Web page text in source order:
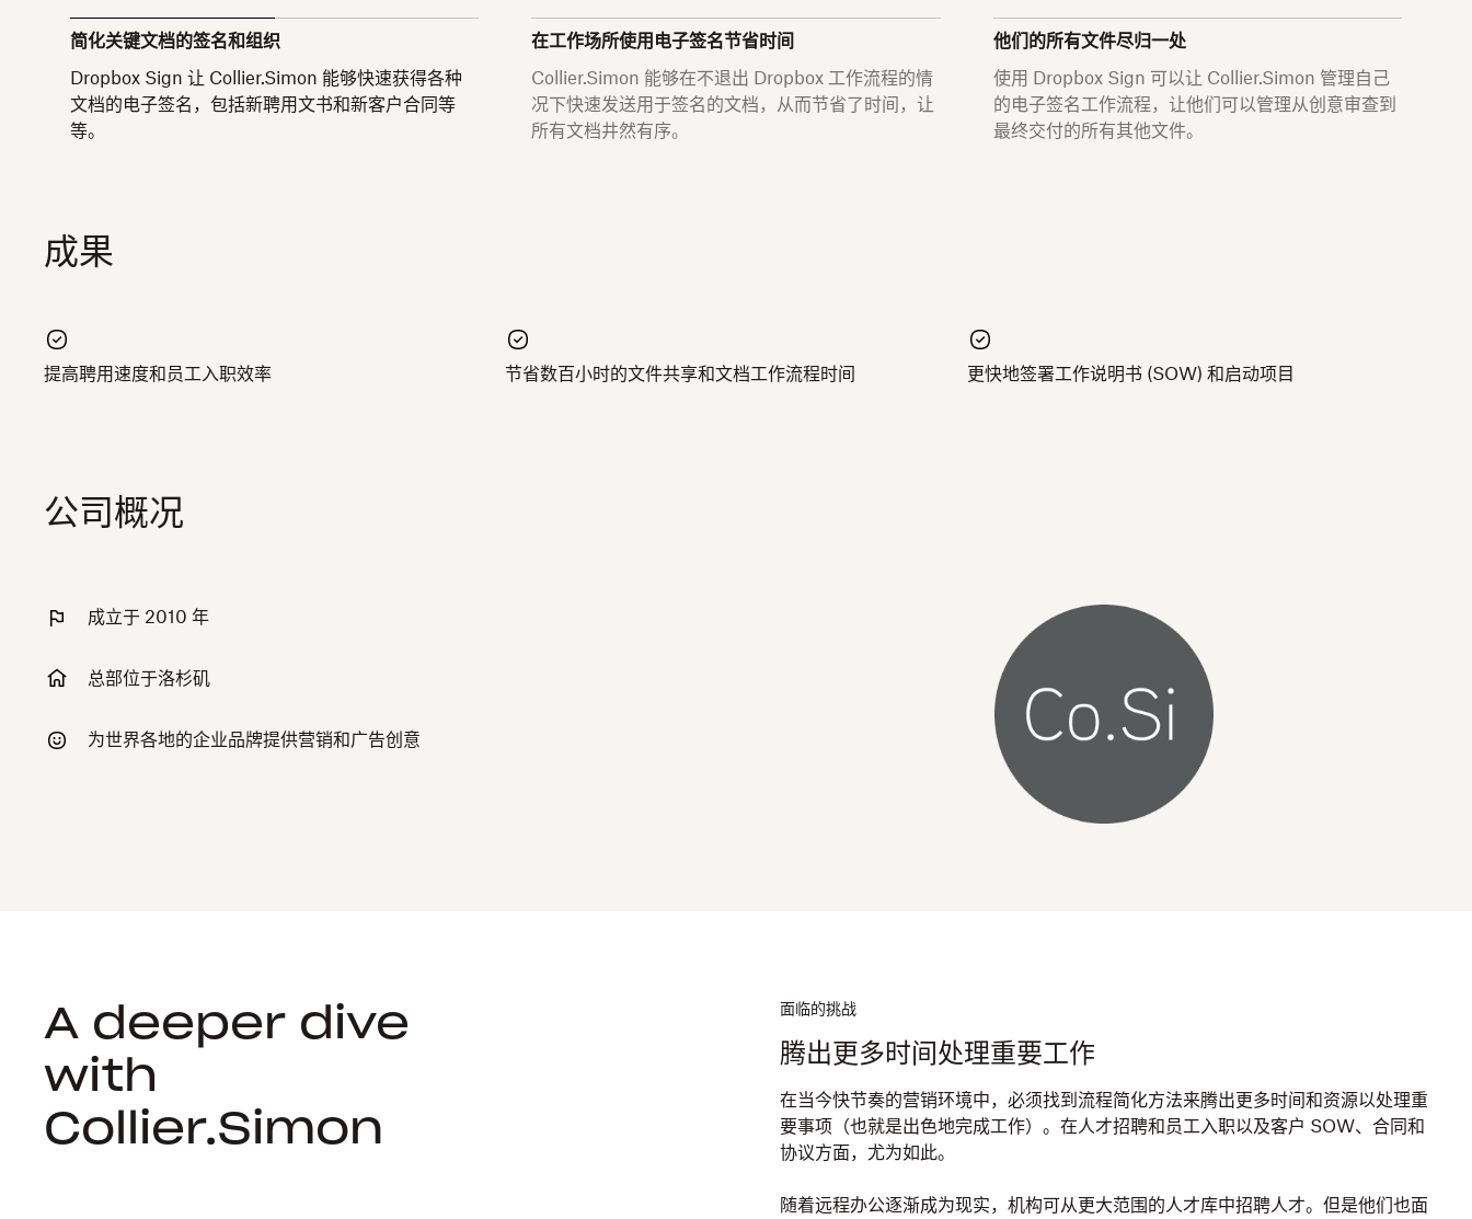
简化关键文档的签名和组织
Dropbox Sign 让 Collier.Simon 能够快速获得各种
文档的电子签名，包括新聘用文书和新客户合同等
等。
在工作场所使用电子签名节省时间
Collier.Simon 能够在不退出 Dropbox 工作流程的情
况下快速发送用于签名的文档，从而节省了时间，让
所有文档井然有序。
他们的所有文件尽归一处
使用 Dropbox Sign 可以让 Collier.Simon 管理自己
的电子签名工作流程，让他们可以管理从创意审查到
最终交付的所有其他文件。
成果
提高聘用速度和员工入职效率 节省数百小时的文件共享和文档工作流程时间 更快地签署工作说明书 (SOW) 和启动项目
公司概况
成立于 2010 年
总部位于洛杉矶
为世界各地的企业品牌提供营销和广告创意
A deeper dive
with
Collier.Simon
面临的挑战
腾出更多时间处理重要工作
在当今快节奏的营销环境中，必须找到流程简化方法来腾出更多时间和资源以处理重
要事项（也就是出色地完成工作）。在人才招聘和员工入职以及客户 SOW、合同和
协议方面，尤为如此。
随着远程办公逐渐成为现实，机构可从更大范围的人才库中招聘人才。但是他们也面